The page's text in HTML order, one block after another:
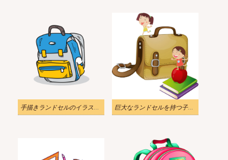
手描きランドセルのイラストPNG透過 巨大なランドセルを持つ子供たちのイラスト